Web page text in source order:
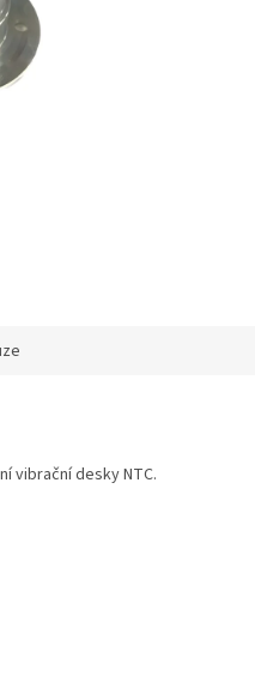
vibrační desky NTC.